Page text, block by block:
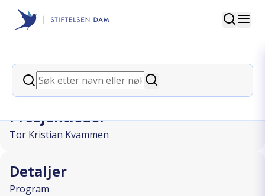
Stiftelsen Dam
Søk
Søk
Søk
back
Volleyball for alle
Prosjektleder
Tor Kristian Kvammen
Detaljer
Program